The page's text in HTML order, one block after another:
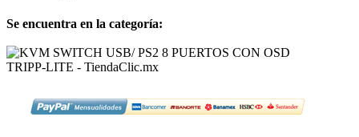
Se encuentra en la categoría: